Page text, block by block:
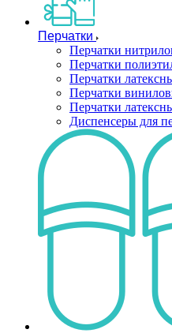
Перчатки
Перчатки
Перчатки
Перчатки
Перчатки
Перчатки
Диспенсеры для